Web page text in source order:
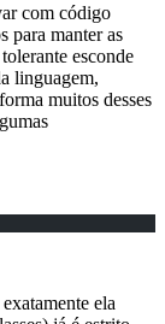
com código
para manter as
esconde
linguagem,
muitos desses
ela